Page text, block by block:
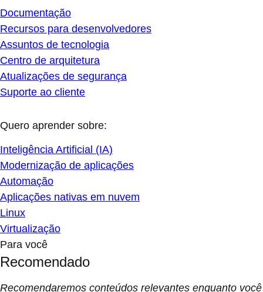
Documentação
Recursos para desenvolvedores
Assuntos de tecnologia
Centro de arquitetura
Atualizações de segurança
Suporte ao cliente
Quero aprender sobre:
Inteligência Artificial (IA)
Modernização de aplicações
Automação
Aplicações nativas em nuvem
Linux
Virtualização
Para você
Recomendado
Recomendaremos conteúdos relevantes enquanto você